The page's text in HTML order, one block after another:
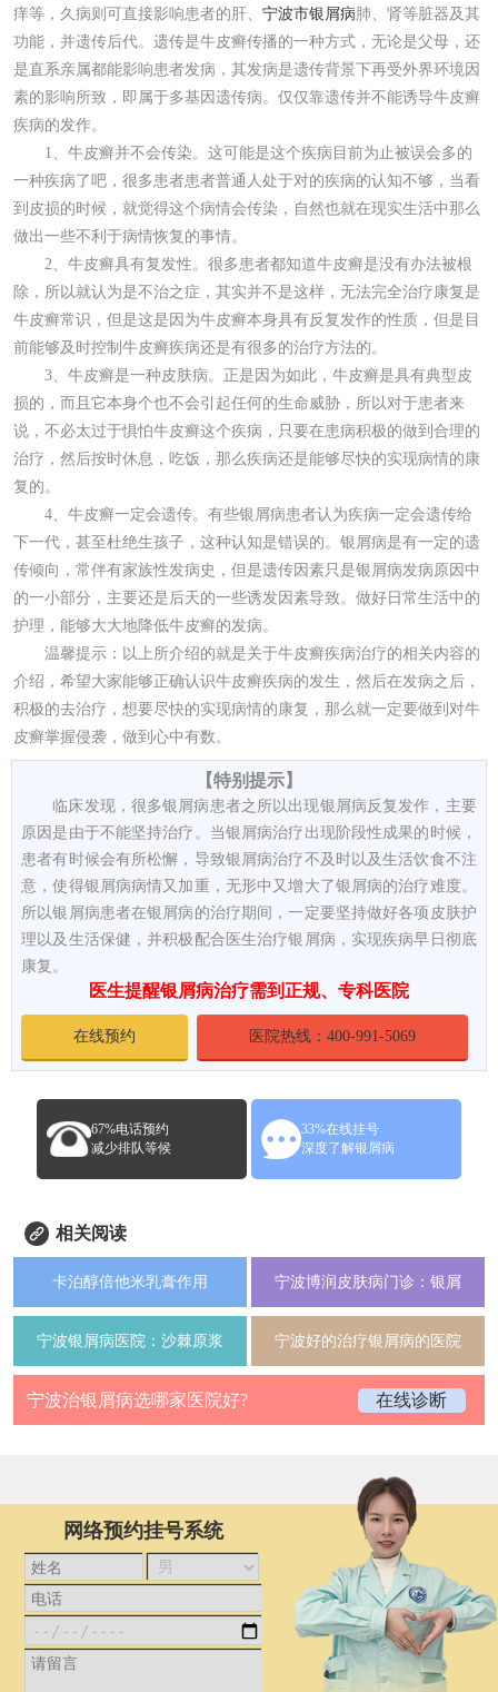
痒等，久病则可直接影响患者的肝、宁波市银屑病 肺、肾等脏器及其
功能，并遗传后代。遗传是牛皮癣传播的一种方式，无论是父母，还
是直系亲属都能影响患者发病，其发病是遗传背景下再受外界环境因
素的影响所致，即属于多基因遗传病。仅仅靠遗传并不能诱导牛皮癣
疾病的发作。
1、牛皮癣并不会传染。这可能是这个疾病目前为止被误会多的
一种疾病了吧，很多患者患者普通人处于对的疾病的认知不够，当看
到皮损的时候，就觉得这个病情会传染，自然也就在现实生活中那么
做出一些不利于病情恢复的事情。
2、牛皮癣具有复发性。很多患者都知道牛皮癣是没有办法被根
除，所以就认为是不治之症，其实并不是这样，无法完全治疗康复是
牛皮癣常识，但是这是因为牛皮癣本身具有反复发作的性质，但是目
前能够及时控制牛皮癣疾病还是有很多的治疗方法的。
3、牛皮癣是一种皮肤病。正是因为如此，牛皮癣是具有典型皮
损的，而且它本身个也不会引起任何的生命威胁，所以对于患者来
说，不必太过于惧怕牛皮癣这个疾病，只要在患病积极的做到合理的
治疗，然后按时休息，吃饭，那么疾病还是能够尽快的实现病情的康
复的。
4、牛皮癣一定会遗传。有些银屑病患者认为疾病一定会遗传给
下一代，甚至杜绝生孩子，这种认知是错误的。银屑病是有一定的遗
传倾向，常伴有家族性发病史，但是遗传因素只是银屑病发病原因中
的一小部分，主要还是后天的一些诱发因素导致。做好日常生活中的
护理，能够大大地降低牛皮癣的发病。
温馨提示：以上所介绍的就是关于牛皮癣疾病治疗的相关内容的
介绍，希望大家能够正确认识牛皮癣疾病的发生，然后在发病之后，
积极的去治疗，想要尽快的实现病情的康复，那么就一定要做到对牛
皮癣掌握侵袭，做到心中有数。
【特别提示】
临床发现，很多银屑病患者之所以出现银屑病反复发作，主要
原因是由于不能坚持治疗。当银屑病治疗出现阶段性成果的时候，
患者有时候会有所松懈，导致银屑病治疗不及时以及生活饮食不注
意，使得银屑病病情又加重，无形中又增大了银屑病的治疗难度。
所以银屑病患者在银屑病的治疗期间，一定要坚持做好各项皮肤护
理以及生活保健，并积极配合医生治疗银屑病，实现疾病早日彻底
康复。
医生提醒银屑病治疗需到正规、专科医院
在线预约 医院热线：400-991-5069
67%电话预约
减少排队等候
33%在线挂号
深度了解银屑病
相关阅读
卡泊醇倍他米乳膏作用 宁波博润皮肤病门诊：银屑
宁波银屑病医院：沙棘原浆 宁波好的治疗银屑病的医院
宁波治银屑病选哪家医院好? 在线诊断
网络预约挂号系统